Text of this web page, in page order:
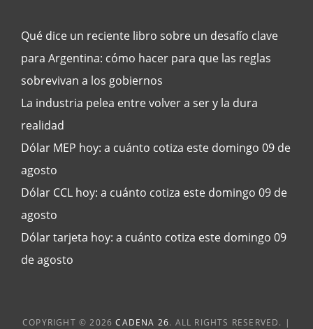
Qué dice un reciente libro sobre un desafío clave
para Argentina: cómo hacer para que las reglas
sobrevivan a los gobiernos
La industria pelea entre volver a ser y la dura
realidad
Dólar MEP hoy: a cuánto cotiza este domingo 09 de
agosto
Dólar CCL hoy: a cuánto cotiza este domingo 09 de
agosto
Dólar tarjeta hoy: a cuánto cotiza este domingo 09
de agosto
COPYRIGHT © 2026CADENA 26. ALL RIGHTS RESERVED. |